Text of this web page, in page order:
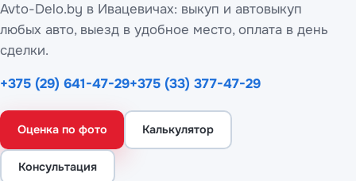
Avto-Delo.by в Ивацевичах: выкуп и автовыкуп
любых авто, выезд в удобное место, оплата в день
сделки.
+375 (29) 641-47-29+375 (33) 377-47-29
Оценка по фото Калькулятор
Консультация